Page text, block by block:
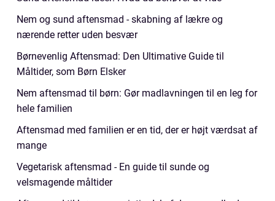
Nem og sund aftensmad - skabning af lækre og
nærende retter uden besvær
Børnevenlig Aftensmad: Den Ultimative Guide til
Måltider, som Børn Elsker
Nem aftensmad til børn: Gør madlavningen til en leg for
hele familien
Aftensmad med familien er en tid, der er højt værdsat af
mange
Vegetarisk aftensmad - En guide til sunde og
velsmagende måltider